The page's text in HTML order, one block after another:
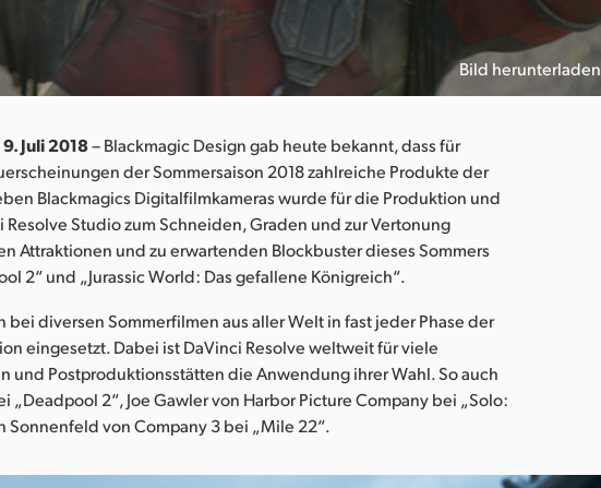
Bild herunterladen
Juli 2018– Blackmagic Design gab heute bekannt, dass für
der Sommersaison 2018 zahlreiche Produkte der
Blackmagics Digitalfilmkameras wurde für die Produktion und
Studio zum Schneiden, Graden und zur Vertonung
Attraktionen und zu erwartenden Blockbuster dieses Sommers
2“ und „Jurassic World: Das gefallene Königreich“.
bei diversen Sommerfilmen aus aller Welt in fast jeder Phase der
eingesetzt. Dabei ist DaVinci Resolve weltweit für viele
und Postproduktionsstätten die Anwendung ihrer Wahl. So auch
„Deadpool 2“, Joe Gawler von Harbor Picture Company bei „Solo:
Sonnenfeld von Company 3 bei „Mile 22“.